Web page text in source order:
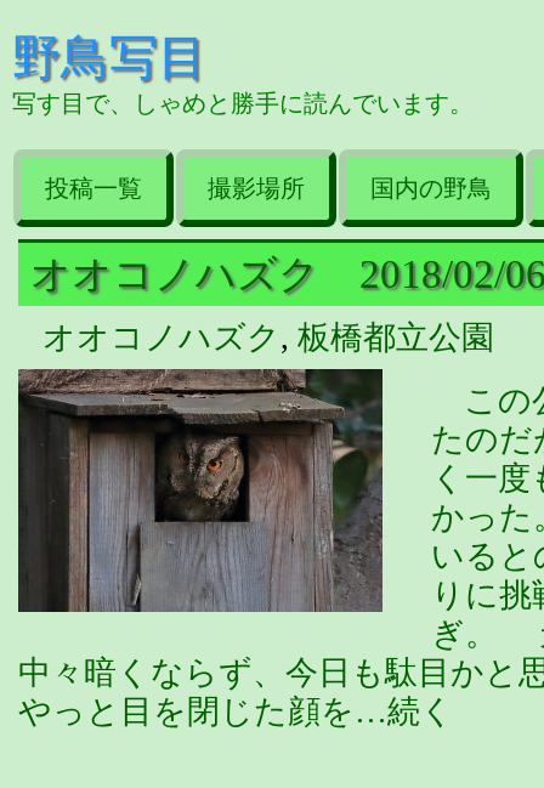
野鳥写目
写す目で、しゃめと勝手に読んでいます。
投稿一覧 撮影場所 国内の野鳥
オオコノハズク 2018/02/
オオコノハズク , 板橋都立公園
この
たのだ
く一
かっ
いると
りに挑
ぎ。
中々暗くならず、今日も駄目かと
やっと目を閉じた顔を…続く